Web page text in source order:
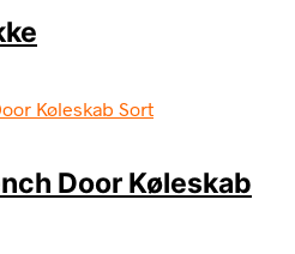
Door Køleskab